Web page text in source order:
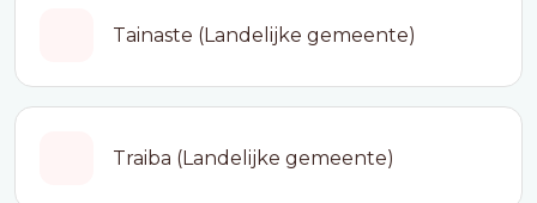
Tainaste (Landelijke gemeente)
Traiba (Landelijke gemeente)